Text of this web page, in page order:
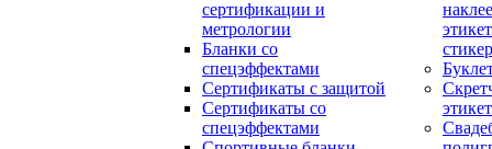
сертификации и
метрологии
Бланки со
спецэффектами
Сертификаты с защитой
Сертификаты со
спецэффектами